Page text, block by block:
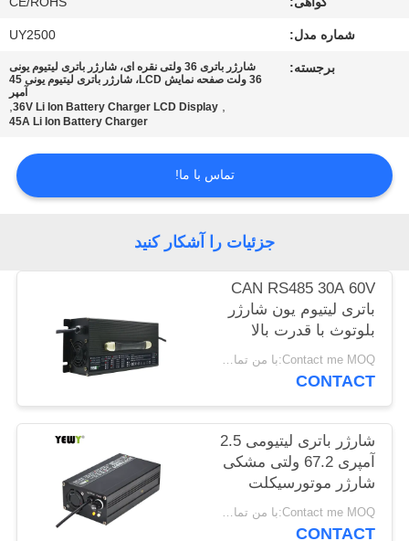
بگیرید
موارد
نقشه
سایت
PRIVACY
POLICY
شماره مدل: UY2500
برجسته:
شارژر باتری 36 ولتی نقره ای، شارژر باتری لیتیوم یونی
36 ولت صفحه نمایش LCD، شارژر باتری لیتیوم یونی 45
آمپر
,
36V Li Ion Battery Charger LCD Display
,
45A Li Ion Battery Charger
تماس با ما!
جزئیات را آشکار کنید
CAN RS485 30A 60V
باتری لیتیوم یون شارژر
بلوتوث با قدرت بالا
Contact me MOQ:با من تماس بگیر
CONTACT
شارژر باتری لیتیومی 2.5
آمپری 67.2 ولتی مشکی
شارژر موتورسیکلت
لیتیومی 2a 60 ولتی
Contact me MOQ:با من تماس بگیر
CONTACT